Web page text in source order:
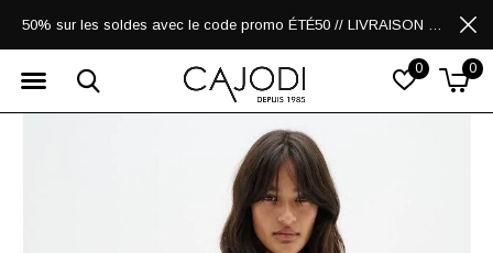
0 0
50% sur les soldes avec le code promo ÉTÉ50 // LIVRAISON GRATUITE POUR LES ACHATS DE 250$ ET PLUS